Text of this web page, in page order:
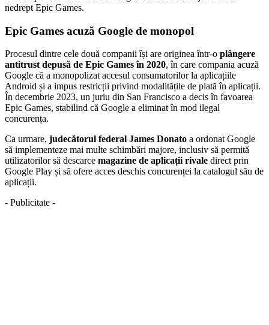
nedrept Epic Games.
Epic Games acuză Google de monopol
Procesul dintre cele două companii își are originea într-o plângere
antitrust depusă de Epic Games în 2020, în care compania acuză
Google că a monopolizat accesul consumatorilor la aplicațiile
Android și a impus restricții privind modalitățile de plată în aplicații.
În decembrie 2023, un juriu din San Francisco a decis în favoarea
Epic Games, stabilind că Google a eliminat în mod ilegal
concurența.
Ca urmare, judecătorul federal James Donato a ordonat Google
să implementeze mai multe schimbări majore, inclusiv să permită
utilizatorilor să descarce magazine de aplicații rivale direct prin
Google Play și să ofere acces deschis concurenței la catalogul său de
aplicații.
- Publicitate -